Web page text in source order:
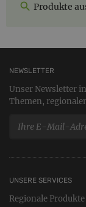
Produkte
NEWSLETTER
Unser Newsletter
Themen,
UNSERE SERVICES
Regionale